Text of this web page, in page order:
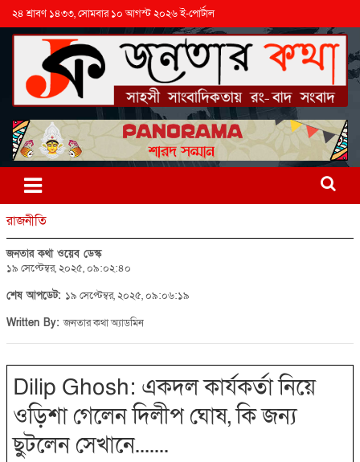
২৪ শ্রাবণ ১৪৩৩, সোমবার ১০ আগস্ট ২০২৬ ই-পোর্টাল
রাজনীতি
জনতার কথা ওয়েব ডেস্ক
১৯ সেপ্টেম্বর, ২০২৫, ০৯:০২:৪০
শেষ আপডেট: ১৯ সেপ্টেম্বর, ২০২৫, ০৯:০৬:১৯
Written By:জনতার কথা অ্যাডমিন
Dilip Ghosh: একদল কার্যকর্তা নিয়ে
ওড়িশা গেলেন দিলীপ ঘোষ, কি জন্য
ছুটলেন সেখানে.......